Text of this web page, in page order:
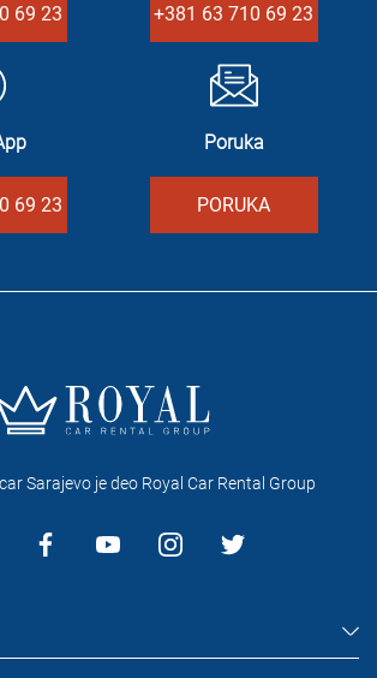
69 23 +381 63 710 69 23
69 23
Poruka
PORUKA
Sarajevo je deo Royal Car Rental Group